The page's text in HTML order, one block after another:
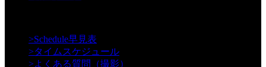
>Schedule早見表
>タイムスケジュール
>よくある質問（撮影）